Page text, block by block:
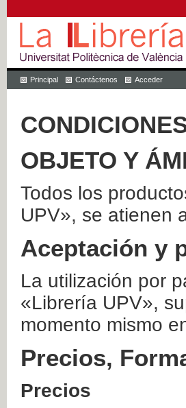
Principal Contáctenos Acceder
OBJETO Y
Todos los
UPV», se atienen
Aceptación y
La utilización por
«Librería UPV»,
momento mismo
Precios,
Precios